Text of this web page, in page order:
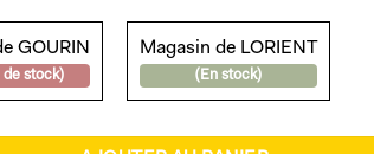
GOURIN
de stock)
Magasin de LORIENT
(En stock)